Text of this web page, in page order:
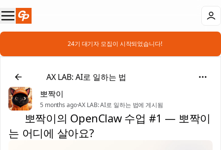
📣 24기 대기자 모집이 시작되었습니다!
🗂️AX LAB: AI로 일하는 법
뽀짝이
5 months ago·AX LAB: AI로 일하는 법에 게시됨
🎓 뽀짝이의 OpenClaw 수업 #1 — 뽀짝이
는 어디에 살아요?